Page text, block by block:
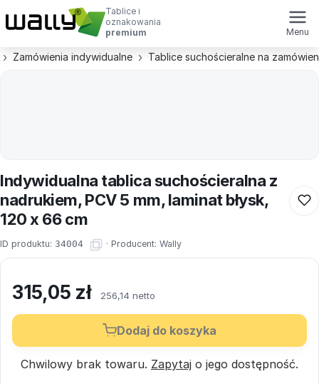
Tablice i
oznakowania
premium
Menu
Zamówienia indywidualne Tablice suchościeralne na
Indywidualna tablica suchościeralna z
nadrukiem, PCV 5 mm, laminat błysk,
120 x 66 cm
ID produktu: 34004 · Producent: Wally
315,05 zł 256,14 netto
Dodaj do koszyka
Chwilowy brak towaru. Zapytaj o jego dostępność.